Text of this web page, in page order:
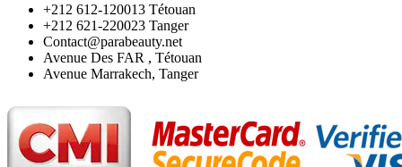
‪+212 612-120013 Tétouan
‪+212 621-220023 Tanger
Contact@parabeauty.net
Avenue Des FAR , Tétouan
Avenue Marrakech, Tanger